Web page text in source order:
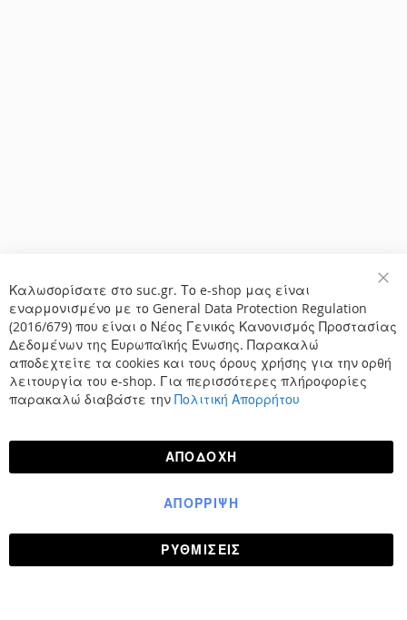
Καλωσορίσατε στο suc.gr. Το e-shop μας είναι
εναρμονισμένο με το General Data Protection Regulation
(2016/679) που είναι ο Νέος Γενικός Κανονισμός Προστασίας
Δεδομένων της Ευρωπαϊκής Ένωσης. Παρακαλώ
αποδεχτείτε τα cookies και τους όρους χρήσης για την ορθή
λειτουργία του e-shop. Για περισσότερες πλήροφορίες
παρακαλώ διαβάστε την Πολιτική Απορρήτου
ΑΠΟΔΟΧΉ
ΡΥΘΜΊΣΕΙΣ
ΑΠΌΡΡΙΨΗ